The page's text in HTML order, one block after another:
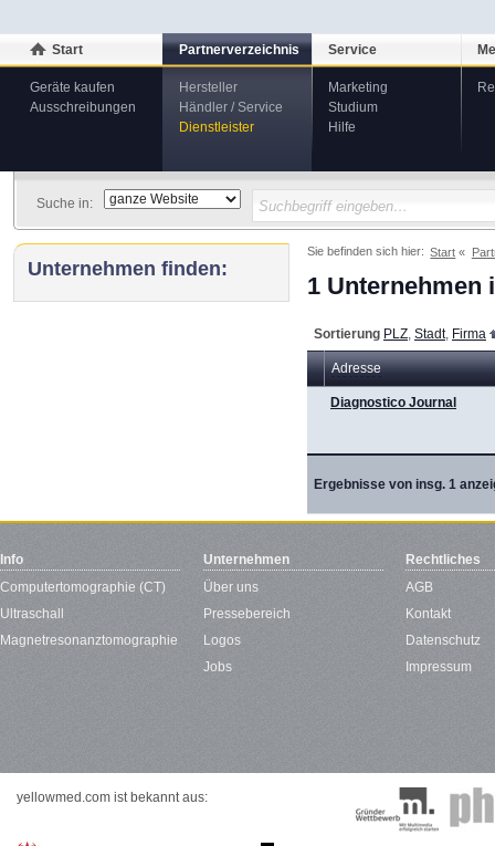
Start
Geräte kaufen
Ausschreibungen
Partnerverzeichnis
Hersteller
Händler / Service
Dienstleister
Service
Marketing
Studium
Hilfe
Suche in:
Sie befinden sich hier: Start
1 Unternehmen
Sortierung PLZ Stadt, Firma
Adresse
Ergebnisse von insg. 1
Diagnostico Journal
Unternehmen finden:
Info
Computertomographie (CT)
Ultraschall
Magnetresonanztomographie
Unternehmen
Über uns
Pressebereich
Logos
Jobs
Rechtliches
AGB
Kontakt
Datenschutz
Impressum
yellowmed.com ist bekannt aus: